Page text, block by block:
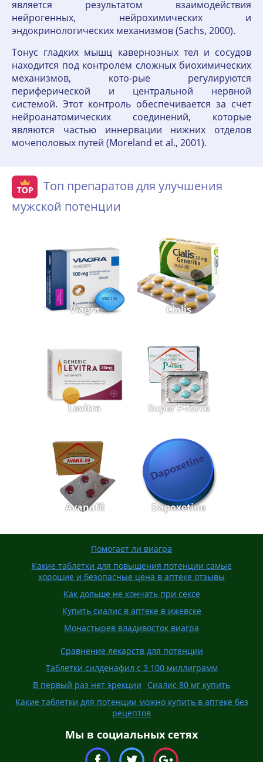
является результатом взаимодействия
нейрогенных, нейрохимических и
эндокринологических механизмов (Sachs, 2000).
Тонус гладких мышц кавернозных тел и сосудов
находится под контролем сложных биохимических
механизмов, кото-рые регулируются
периферической и центральной нервной
системой. Этот контроль обеспечивается за счет
нейроанатомических соединений, которые
являются частью иннервации нижних отделов
мочеполовых путей (Moreland et al., 2001).
Топ препаратов для улучшения
мужской потенции
Viagra Cialis
Levitra Super P-force
Avanafil Dapoxetine
Помогает ли виагра
Какие таблетки для повышения потенции самые
хорошие и безопасные цена в аптеке отзывы
Как дольше не кончать при сексе
Купить сиалис в аптеке в ижевске
Монастырев владивосток виагра
Сравнение лекарств для потенции
Таблетки силденафил с 3 100 миллиграмм
В первый раз нет эрекции Сиалис 80 мг купить
Какие таблетки для потенции можно купить в аптеке без
рецептов
Мы в социальных сетях